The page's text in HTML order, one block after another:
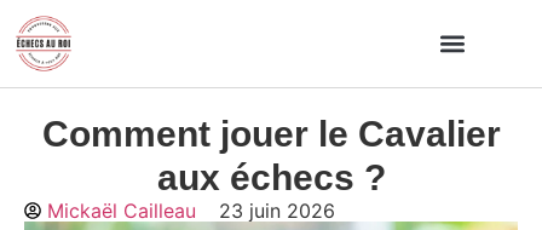
Comment jouer le Cavalier
aux échecs ?
Mickaël Cailleau 23 juin 2026